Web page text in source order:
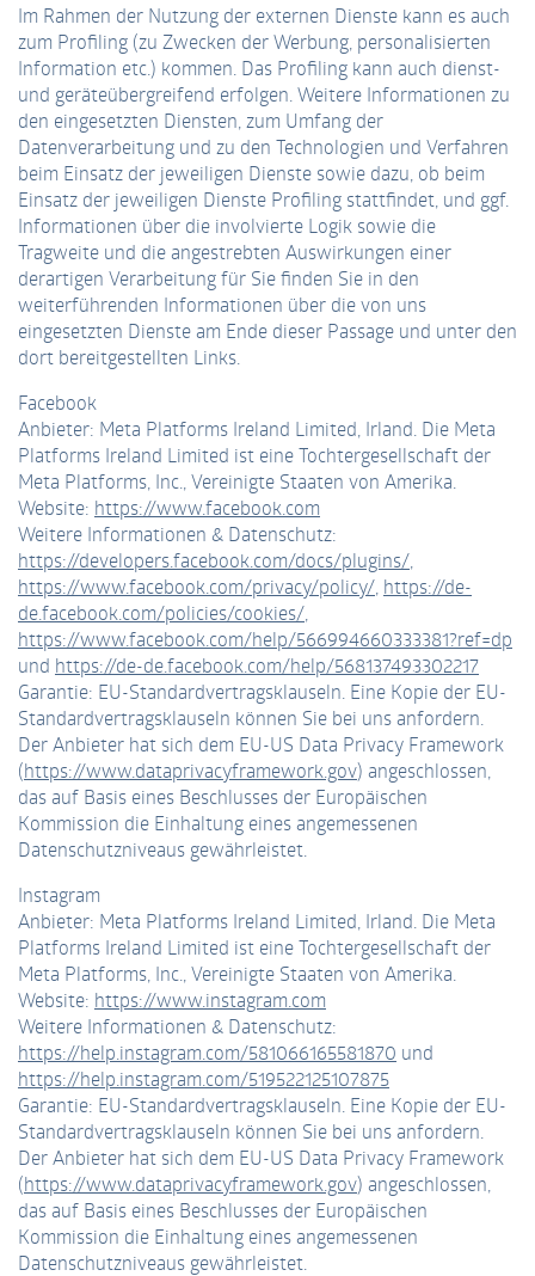
Im Rahmen der Nutzung der externen Dienste kann es auch
zum Profiling (zu Zwecken der Werbung, personalisierten
Information etc.) kommen. Das Profiling kann auch dienst-
und geräteübergreifend erfolgen. Weitere Informationen zu
den eingesetzten Diensten, zum Umfang der
Datenverarbeitung und zu den Technologien und Verfahren
beim Einsatz der jeweiligen Dienste sowie dazu, ob beim
Einsatz der jeweiligen Dienste Profiling stattfindet, und ggf.
Informationen über die involvierte Logik sowie die
Tragweite und die angestrebten Auswirkungen einer
derartigen Verarbeitung für Sie finden Sie in den
weiterführenden Informationen über die von uns
eingesetzten Dienste am Ende dieser Passage und unter den
dort bereitgestellten Links.
Facebook
Anbieter: Meta Platforms Ireland Limited, Irland. Die Meta
Platforms Ireland Limited ist eine Tochtergesellschaft der
Meta Platforms, Inc., Vereinigte Staaten von Amerika.
Website: https://www.facebook.com
Weitere Informationen & Datenschutz:
https://developers.facebook.com/docs/plugins/
https://www.facebook.com/privacy/policy/ https://de-
de.facebook.com/policies/cookies/
https://www.facebook.com/help/566994660333381?ref=dp
und https://de-de.facebook.com/help/568137493302217
Garantie: EU-Standardvertragsklauseln. Eine Kopie der EU-
Standardvertragsklauseln können Sie bei uns anfordern.
Der Anbieter hat sich dem EU-US Data Privacy Framework
(https://www.dataprivacyframework.gov) angeschlossen,
das auf Basis eines Beschlusses der Europäischen
Kommission die Einhaltung eines angemessenen
Datenschutzniveaus gewährleistet.
Instagram
Anbieter: Meta Platforms Ireland Limited, Irland. Die Meta
Platforms Ireland Limited ist eine Tochtergesellschaft der
Meta Platforms, Inc., Vereinigte Staaten von Amerika.
Website: https://www.instagram.com
Weitere Informationen & Datenschutz:
https://help.instagram.com/581066165581870 und
https://help.instagram.com/519522125107875
Garantie: EU-Standardvertragsklauseln. Eine Kopie der EU-
Standardvertragsklauseln können Sie bei uns anfordern.
Der Anbieter hat sich dem EU-US Data Privacy Framework
(https://www.dataprivacyframework.gov) angeschlossen,
das auf Basis eines Beschlusses der Europäischen
Kommission die Einhaltung eines angemessenen
Datenschutzniveaus gewährleistet.